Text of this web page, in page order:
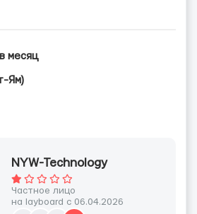
месяц
Ям)
NYW-Technology
Частное лицо
на layboard с 06.04.2026